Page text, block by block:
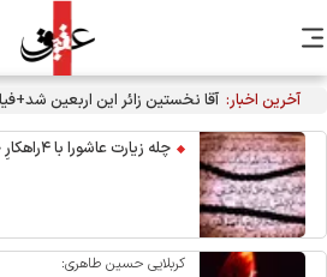
آخرین اخبار: آقا نخستین زائر این اربعین شد+فیلم
چله زیارت عاشورا با ۴راهکارِ خاص
کربلایی حسین طاهری: